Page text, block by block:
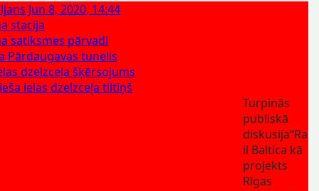
Jun 8, 2020, 14:44
stacija
satiksmes pārvadi
Pārdaugavas tunelis
dzelzceļa šķērsojums
ielas dzelzceļa tiltiņš
Turpinās
publiskā
diskusija“Ra
il Baltica kā
projekts
Rīgas